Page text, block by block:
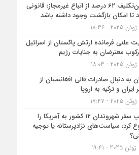
تعیین‌تکلیف ۶۲ درصد از اتباع غیرمجاز؛ قانونی
تا امکان بازگشت وجود داشته باشد
علنی فرمانده ارتش پاکستان از اسرائیل
معترضان به جنایات رژیم
به دنبال صادرات قالی افغانستان از
ایران و ترکیه به اروپا
ترامپ سفر شهروندان ۱۲ کشور به آمریکا را
کرد؛ سیاست‌های نژادپرستانه یا توجیه